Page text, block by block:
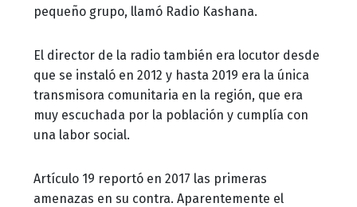
pequeño grupo, llamó Radio Kashana.
El director de la radio también era locutor desde
que se instaló en 2012 y hasta 2019 era la única
transmisora comunitaria en la región, que era
muy escuchada por la población y cumplía con
una labor social.
Artículo 19 reportó en 2017 las primeras
amenazas en su contra. Aparentemente el